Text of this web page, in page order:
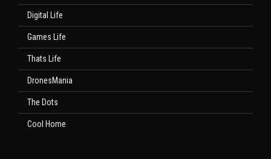
Digital Life
Games Life
Thats Life
DronesMania
The Dots
Cool Home